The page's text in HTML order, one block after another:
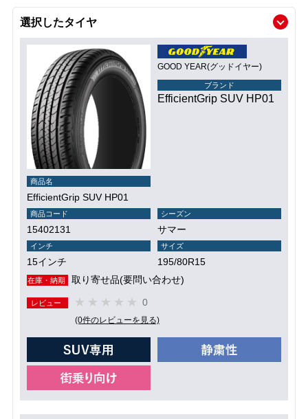
選択したタイヤ
GOOD YEAR(グッドイヤー)
ブランド
EfficientGrip SUV HP01
商品名
EfficientGrip SUV HP01
商品コード
15402131
シーズン
サマー
インチ
15インチ
サイズ
195/80R15
在庫・納期 取り寄せ品(要問い合わせ)
レビュー 0
(0件のレビューを見る)